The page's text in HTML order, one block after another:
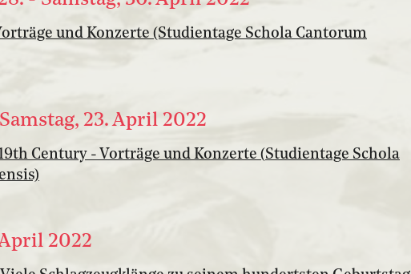
und Konzerte (Studientage Schola Cantorum
23. April 2022
Century - Vorträge und Konzerte (Studientage Schola
2022